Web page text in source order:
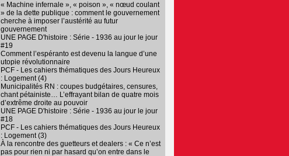
« Machine infernale », « poison », « nœud coulant
» de la dette publique : comment le gouvernement
cherche à imposer l’austérité au futur
gouvernement
UNE PAGE D'histoire : Série - 1936 au jour le jour
#19
Comment l’espéranto est devenu la langue d’une
utopie révolutionnaire
PCF - Les cahiers thématiques des Jours Heureux
: Logement (4)
Municipalités RN : coupes budgétaires, censures,
chant pétainiste… L’effrayant bilan de quatre mois
d’extrême droite au pouvoir
UNE PAGE D'histoire : Série - 1936 au jour le jour
#18
PCF - Les cahiers thématiques des Jours Heureux
: Logement (3)
À la rencontre des guetteurs et dealers : « Ce n’est
pas pour rien ni par hasard qu’on entre dans le